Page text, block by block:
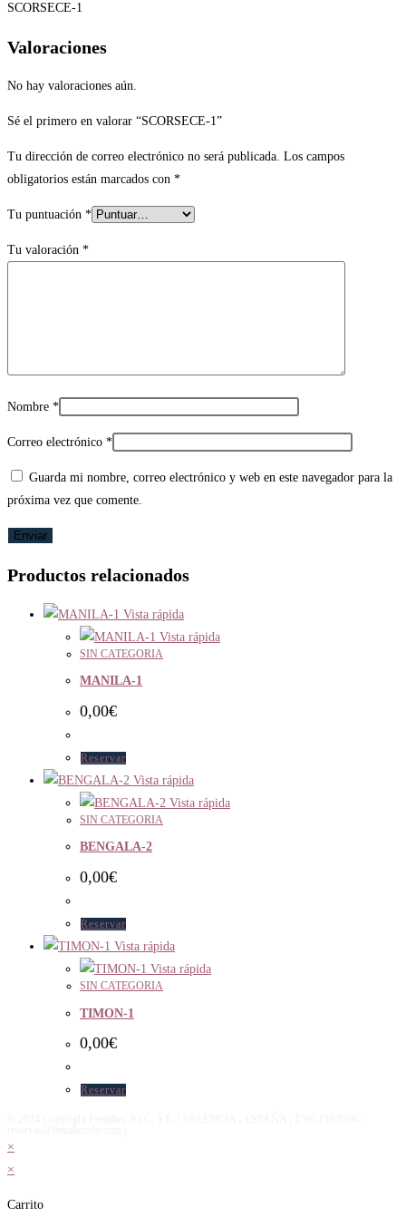
SCORSECE-1
Valoraciones
No hay valoraciones aún.
Sé el primero en valorar “SCORSECE-1”
Tu dirección de correo electrónico no será publicada. Los campos
obligatorios están marcados con *
Tu puntuación *
Tu valoración *
Nombre *
Correo electrónico *
Guarda mi nombre, correo electrónico y web en este navegador para la
próxima vez que comente.
Productos relacionados
Vista rápida
Vista rápida
SIN CATEGORIA
MANILA-1
0,00€
Reservar
Vista rápida
Vista rápida
SIN CATEGORIA
BENGALA-2
0,00€
Reservar
Vista rápida
Vista rápida
SIN CATEGORIA
TIMON-1
0,00€
Reservar
×
×
Carrito